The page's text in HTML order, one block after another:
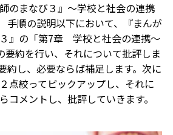
のまなび３』～学校と社会の連携
順の説明以下において、『まんが
』の「第7章 学校と社会の連携～
要約を行い、それについて批評しま
約し、必要ならば補足します。次に
点絞ってピックアップし、それに
コメントし、批評していきます。